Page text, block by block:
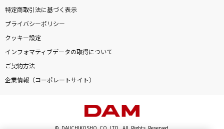
特定商取引法に基づく表示
プライバシーポリシー
クッキー設定
インフォマティブデータの取得について
ご契約方法
企業情報（コーポレートサイト）
© DAIICHIKOSHO CO.,LTD. All Rights Reserved.